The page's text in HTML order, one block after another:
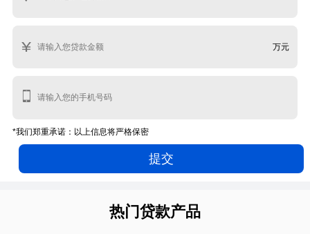
万元
*我们郑重承诺：以上信息将严格保密
提交
热门贷款产品